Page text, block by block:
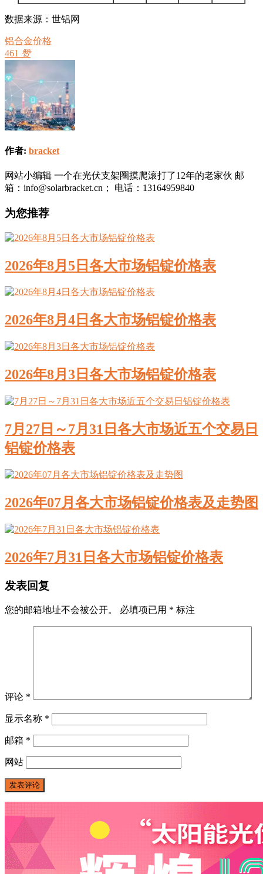
数据来源：世铝网
铝合金价格
461 赞
作者: bracket
网站小编辑 一个在光伏支架圈摸爬滚打了12年的老家伙 邮
箱：info@solarbracket.cn； 电话：13164959840
为您推荐
2026年8月5日各大市场铝锭价格表
2026年8月4日各大市场铝锭价格表
2026年8月3日各大市场铝锭价格表
7月27日～7月31日各大市场近五个交易日
铝锭价格表
2026年07月各大市场铝锭价格表及走势图
2026年7月31日各大市场铝锭价格表
发表回复
您的邮箱地址不会被公开。 必填项已用 * 标注
评论 *
显示名称 *
邮箱 *
网站